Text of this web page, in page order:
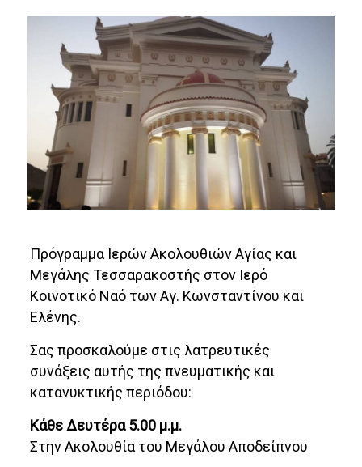
Πρόγραμμα Ιερών Ακολουθιών Αγίας και
Μεγάλης Τεσσαρακοστής στον Ιερό
Κοινοτικό Ναό των Αγ. Κωνσταντίνου και
Ελένης.
Σας προσκαλούμε στις λατρευτικές
συνάξεις αυτής της πνευματικής και
κατανυκτικής περιόδου:
Κάθε Δευτέρα 5.00 μ.μ.
Στην Ακολουθία του Μεγάλου Αποδείπνου